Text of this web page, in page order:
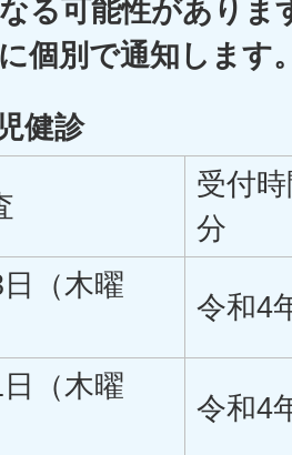
る可能性がありま
個別で通知します
健診
受付
分
（木曜
令和4
（木曜
令和4